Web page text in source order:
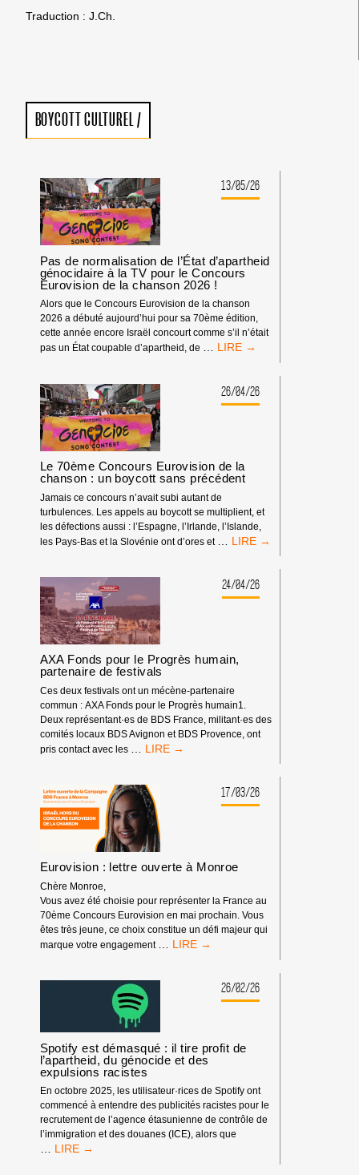
Traduction : J.Ch.
BOYCOTT CULTUREL/
13/05/26
Pas de normalisation de l’État d’apartheid
génocidaire à la TV pour le Concours
Eurovision de la chanson 2026 !
Alors que le Concours Eurovision de la chanson
2026 a débuté aujourd’hui pour sa 70ème édition,
cette année encore Israël concourt comme s’il n’était
pas un État coupable d’apartheid, de … PAS
NORMALISATION
DE
L’ÉTAT
LA
TV
POUR
LE
CONCOURS
EUROVISION
DE
CHANSON
2026
26/04/26
Le 70ème Concours Eurovision de la
chanson : un boycott sans précédent
Jamais ce concours n’avait subi autant de
turbulences. Les appels au boycott se multiplient, et
les défections aussi : l’Espagne, l’Irlande, l’Islande,
les Pays-Bas et la Slovénie ont d’ores et
LE
CONCOURS
EUROVISION
DE
UN
BOYCOTT
PRÉCÉDENT
24/04/26
AXA Fonds pour le Progrès humain,
partenaire de festivals
Ces deux festivals ont un mécène-partenaire
commun : AXA Fonds pour le Progrès humain1.
Deux représentant·es de BDS France, militant·es des
comités locaux BDS Avignon et BDS Provence, ont
pris contact avec les
AXA
LE
PROGRÈS
HUMAIN,
PARTENAIRE
DE
FESTIVALS
17/03/26
Eurovision : lettre ouverte à Monroe
Chère Monroe,
Vous avez été choisie pour représenter la France au
70ème Concours Eurovision en mai prochain. Vous
êtes très jeune, ce choix constitue un défi majeur qui
marque votre engagement
EUROVISION
OUVERTE26/02/26
Spotify est démasqué : il tire profit de
l’apartheid, du génocide et des
expulsions racistes
En octobre 2025, les utilisateur·rices de Spotify ont
commencé à entendre des publicités racistes pour le
recrutement de l’agence étasunienne de contrôle de
l’immigration et des douanes (ICE), alors que
SPOTIFY